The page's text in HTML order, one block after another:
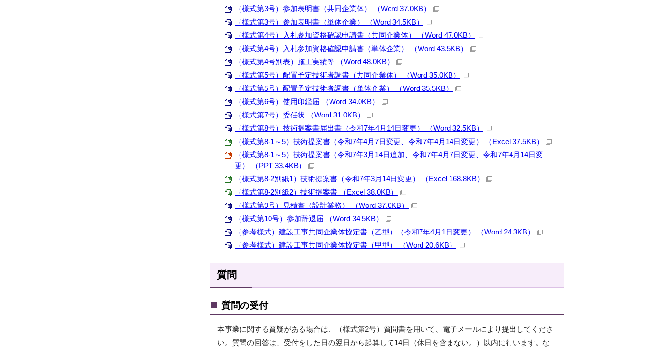
（様式第3号）参加表明書（共同企業体） （Word 37.0KB）
（様式第3号）参加表明書（単体企業） （Word 34.5KB）
（様式第4号）入札参加資格確認申請書（共同企業体） （Word 47.0KB）
（様式第4号）入札参加資格確認申請書（単体企業） （Word 43.5KB）
（様式第4号別表）施工実績等 （Word 48.0KB）
（様式第5号）配置予定技術者調書（共同企業体） （Word 35.0KB）
（様式第5号）配置予定技術者調書（単体企業） （Word 35.5KB）
（様式第6号）使用印鑑届 （Word 34.0KB）
（様式第7号）委任状 （Word 31.0KB）
（様式第8号）技術提案書届出書（令和7年4月14日変更） （Word 32.5KB）
（様式第8-1～5）技術提案書（令和7年4月7日変更、令和7年4月14日変更） （Excel 37.5KB）
（様式第8-1～5）技術提案書（令和7年3月14日追加、令和7年4月7日変更、令和7年4月14日変
更） （PPT 33.4KB）
（様式第8-2別紙1）技術提案書（令和7年3月14日変更） （Excel 168.8KB）
（様式第8-2別紙2）技術提案書 （Excel 38.0KB）
（様式第9号）見積書（設計業務） （Word 37.0KB）
（様式第10号）参加辞退届 （Word 34.5KB）
（参考様式）建設工事共同企業体協定書（乙型）（令和7年4月1日変更） （Word 24.3KB）
（参考様式）建設工事共同企業体協定書（甲型） （Word 20.6KB）
質問
質問の受付
本事業に関する質疑がある場合は、（様式第2号）質問書を用いて、電子メールにより提出してくださ
い。質問の回答は、受付をした日の翌日から起算して14日（休日を含まない。）以内に行います。な